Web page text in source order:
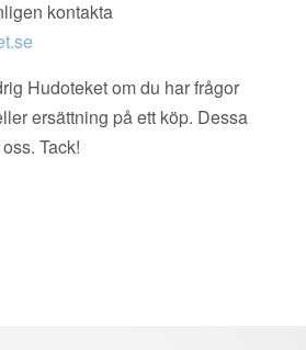
kontakta
Hudoteket om du har frågor
ersättning på ett köp. Dessa
Tack!